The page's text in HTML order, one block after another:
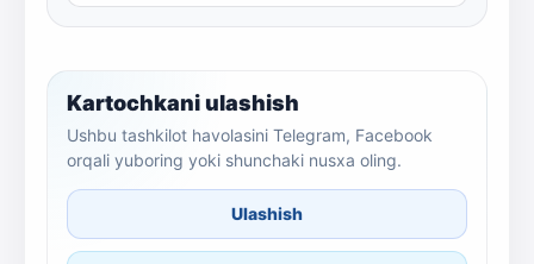
Kartochkani ulashish
Ushbu tashkilot havolasini Telegram, Facebook
orqali yuboring yoki shunchaki nusxa oling.
Ulashish